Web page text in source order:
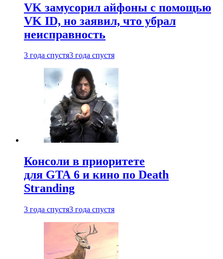
VK замусорил айфоны с помощью
VK ID, но заявил, что убрал
неисправность
3 года спустя3 года спустя
Консоли в приоритете
для GTA 6 и кино по Death
Stranding
3 года спустя3 года спустя